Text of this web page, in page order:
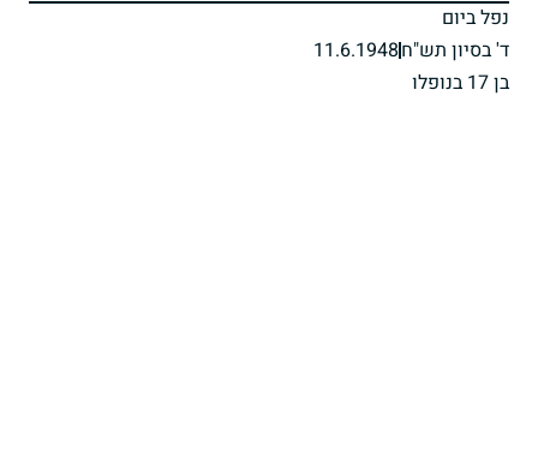
נפל ביום
ד' בסיון תש"ח11.6.1948
בן 17 בנופלו